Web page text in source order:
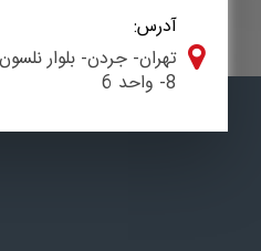
آدرس:
تهران- جردن- بلوار
8- واحد 6